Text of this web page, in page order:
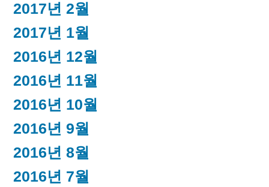
2017년 2월
2017년 1월
2016년 12월
2016년 11월
2016년 10월
2016년 9월
2016년 8월
2016년 7월